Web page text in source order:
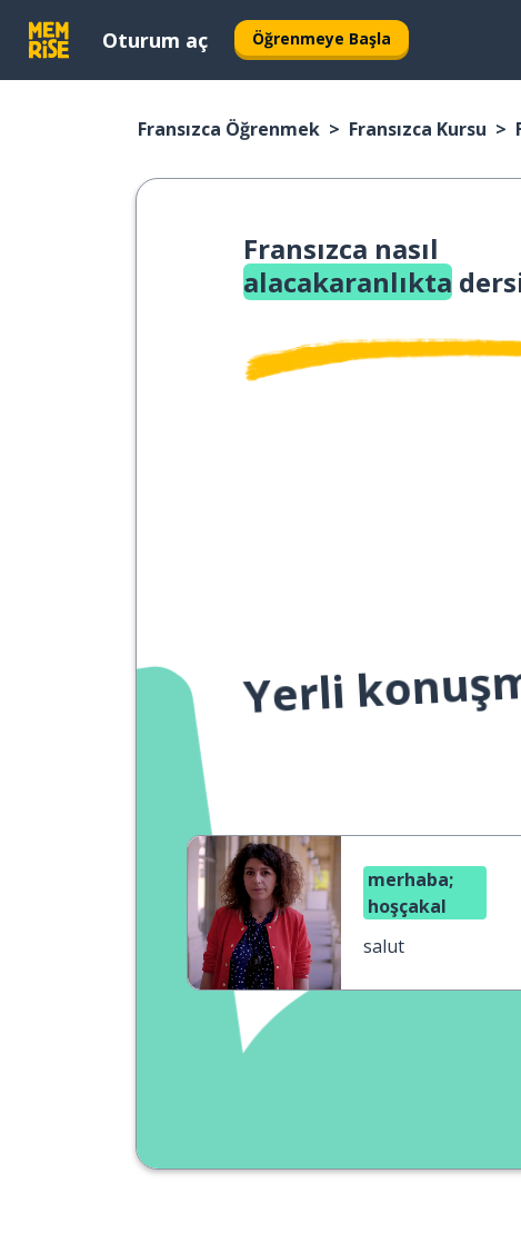
Oturum aç Öğrenmeye Başla
Fransızca Öğrenmek Fransızca Kursu
Fransızca nasıl
alacakaranlıkta
Yerli
merhaba;
hoşçakal
salut